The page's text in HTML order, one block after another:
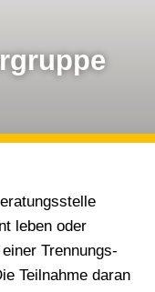
leben oder
Trennungs-
Teilnahme daran